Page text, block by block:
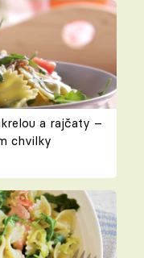
a rajčaty –
chvilky